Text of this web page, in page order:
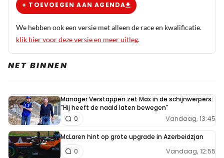
+ TOEVOEGEN AAN AGENDA
We hebben ook een versie met alleen de race en kwalificatie.
klik hier voor deze versie en meer uitleg.
NET BINNEN
Manager Verstappen zet Max in de schijnwerpers:
"Hij heeft de naald laten bewegen"
Vandaag, 13:45
0
McLaren hint op grote upgrade in Azerbeidzjan
Vandaag, 12:55
0